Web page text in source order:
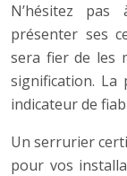
N’hésitez
présenter ses
sera fier de les
signification. La
indicateur de
Un serrurier
pour vos